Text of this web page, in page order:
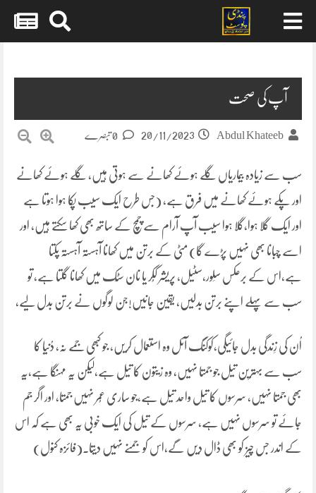
آپ کی صحت
Abdul Khateeb
20/11/2023
سب سے زیادہ بیماریاں گلے ہوئے کھانے سے ہوتی ہیں، گلے ہوئے کھانے
اور پکے ہوئے کھانے میں فرق ہے، (جس طرح ایک سیب پکا ہوا ہوتا ہے
اور ایک گلا ہوا،گلا ہوا سیب آپ آرام سے چمچ کے ساتھ بھی کھا سکتے ہیں، اور
اسے چبانا بھی نہیں پڑے گا) مٹی کے برتن میں کھانا آہستہ آہستہ پکتا
ہے،اس کے برعکس سِلور،سٹیل، پریشر کُکر یا نان سٹِک میں کھانا گلتا ہے، تو
سب سے پہلے اپنے برتن بدلیں، یقین جانیں!جن لوگوں نے برتن بدل لیے،
اُن کی زِندگی بدل جائیگی،کوکنگ آئل وہ استعمال کریں، جو کبھی جَمے نہ، دُنیا کا
سب سے بہترین تیل جو جمتا نہیں، وہ زیتون کا تیل ہے،لیکن یہ مہنگا ہے،یہ
بھی جمتا نہیں، سرسوں کا تیل واحد تیل ہے،جو ساری عُمر نہیں جمتا، اور اگر جم
جائے تو سرسوں نہیں ہے، سرسوں کے تیل کی ایک خوبی یہ بھی ہے کہ اس
کے اندر جس چیز کو بھی ڈال دیں گے،اس کو جمنے نہیں دیتا۔(فائزہ کنول)